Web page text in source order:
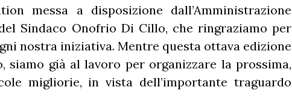
messa a disposizione dall’Amministrazione
Sindaco Onofrio Di Cillo, che ringraziamo per
nostra iniziativa. Mentre questa ottava edizione
siamo già al lavoro per organizzare la prossima,
migliorie, in vista dell’importante traguardo